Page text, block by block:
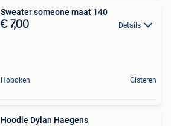
Sweater someone maat 140
€ 7,00 Details
Hoboken Gisteren
Hoodie Dylan Haegens